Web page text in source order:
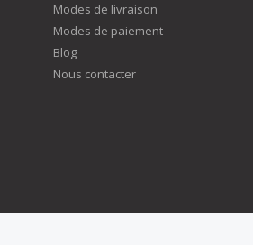
Modes de livraison
Modes de paiement
Blog
Nous contacter